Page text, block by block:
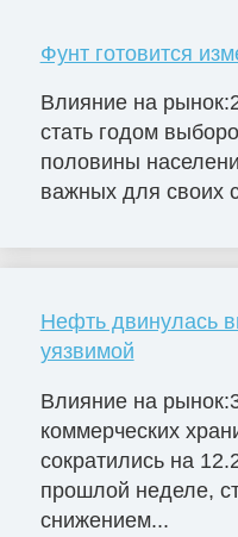
Фунт готовится
Влияние на
стать годом
половины
важных для своих
Нефть двинулась
уязвимой
Влияние на
коммерческих
сократились на
прошлой неделе,
снижением...